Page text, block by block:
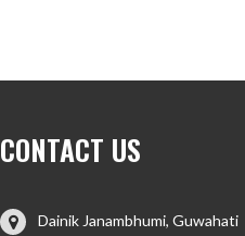
CONTACT US
Dainik Janambhumi, Guwahati